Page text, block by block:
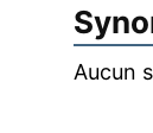
Aucun